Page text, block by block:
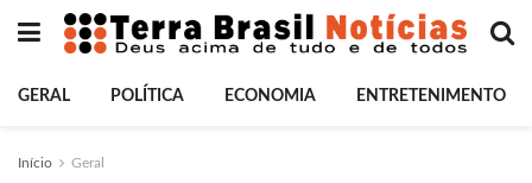
GERAL POLÍTICA ECONOMIA ENTRETENIMENTO
Início Geral